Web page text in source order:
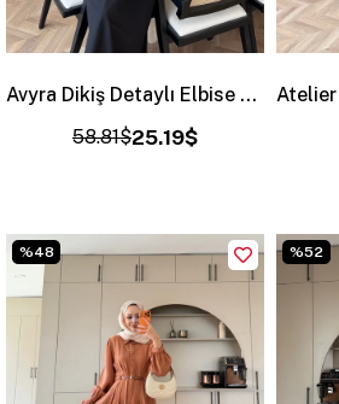
Avyra Dikiş Detaylı Elbise Siyah (1901)
25.19$
58.81$
%48 %52